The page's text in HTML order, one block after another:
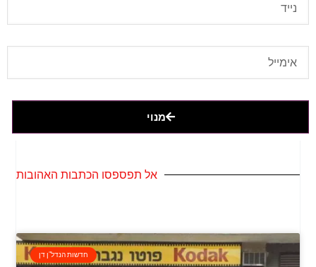
מנוי
אל תפספסו הכתבות האהובות
חדשות הנדל"ן דן